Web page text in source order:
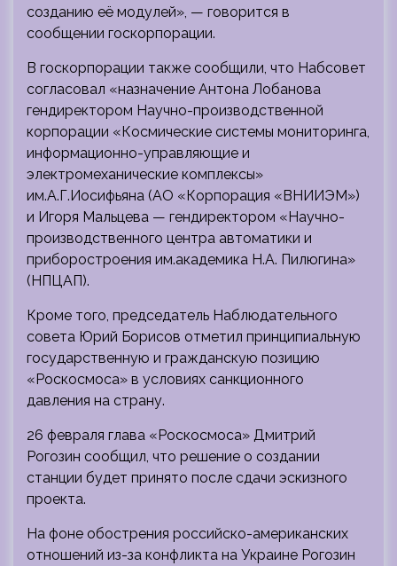
созданию её модулей», — говорится в
сообщении госкорпорации.
В госкорпорации также сообщили, что Набсовет
согласовал «назначение Антона Лобанова
гендиректором Научно-производственной
корпорации «Космические системы мониторинга,
информационно-управляющие и
электромеханические комплексы»
им.А.Г.Иосифьяна (АО «Корпорация «ВНИИЭМ»)
и Игоря Мальцева — гендиректором «Научно-
производственного центра автоматики и
приборостроения им.академика Н.А. Пилюгина»
(НПЦАП).
Кроме того, председатель Наблюдательного
совета Юрий Борисов отметил принципиальную
государственную и гражданскую позицию
«Роскосмоса» в условиях санкционного
давления на страну.
26 февраля глава «Роскосмоса» Дмитрий
Рогозин сообщил, что решение о создании
станции будет принято после сдачи эскизного
проекта.
На фоне обострения российско-американских
отношений из-за конфликта на Украине Рогозин